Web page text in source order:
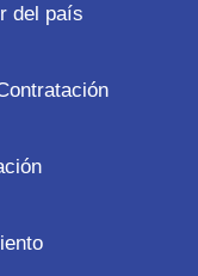
del país